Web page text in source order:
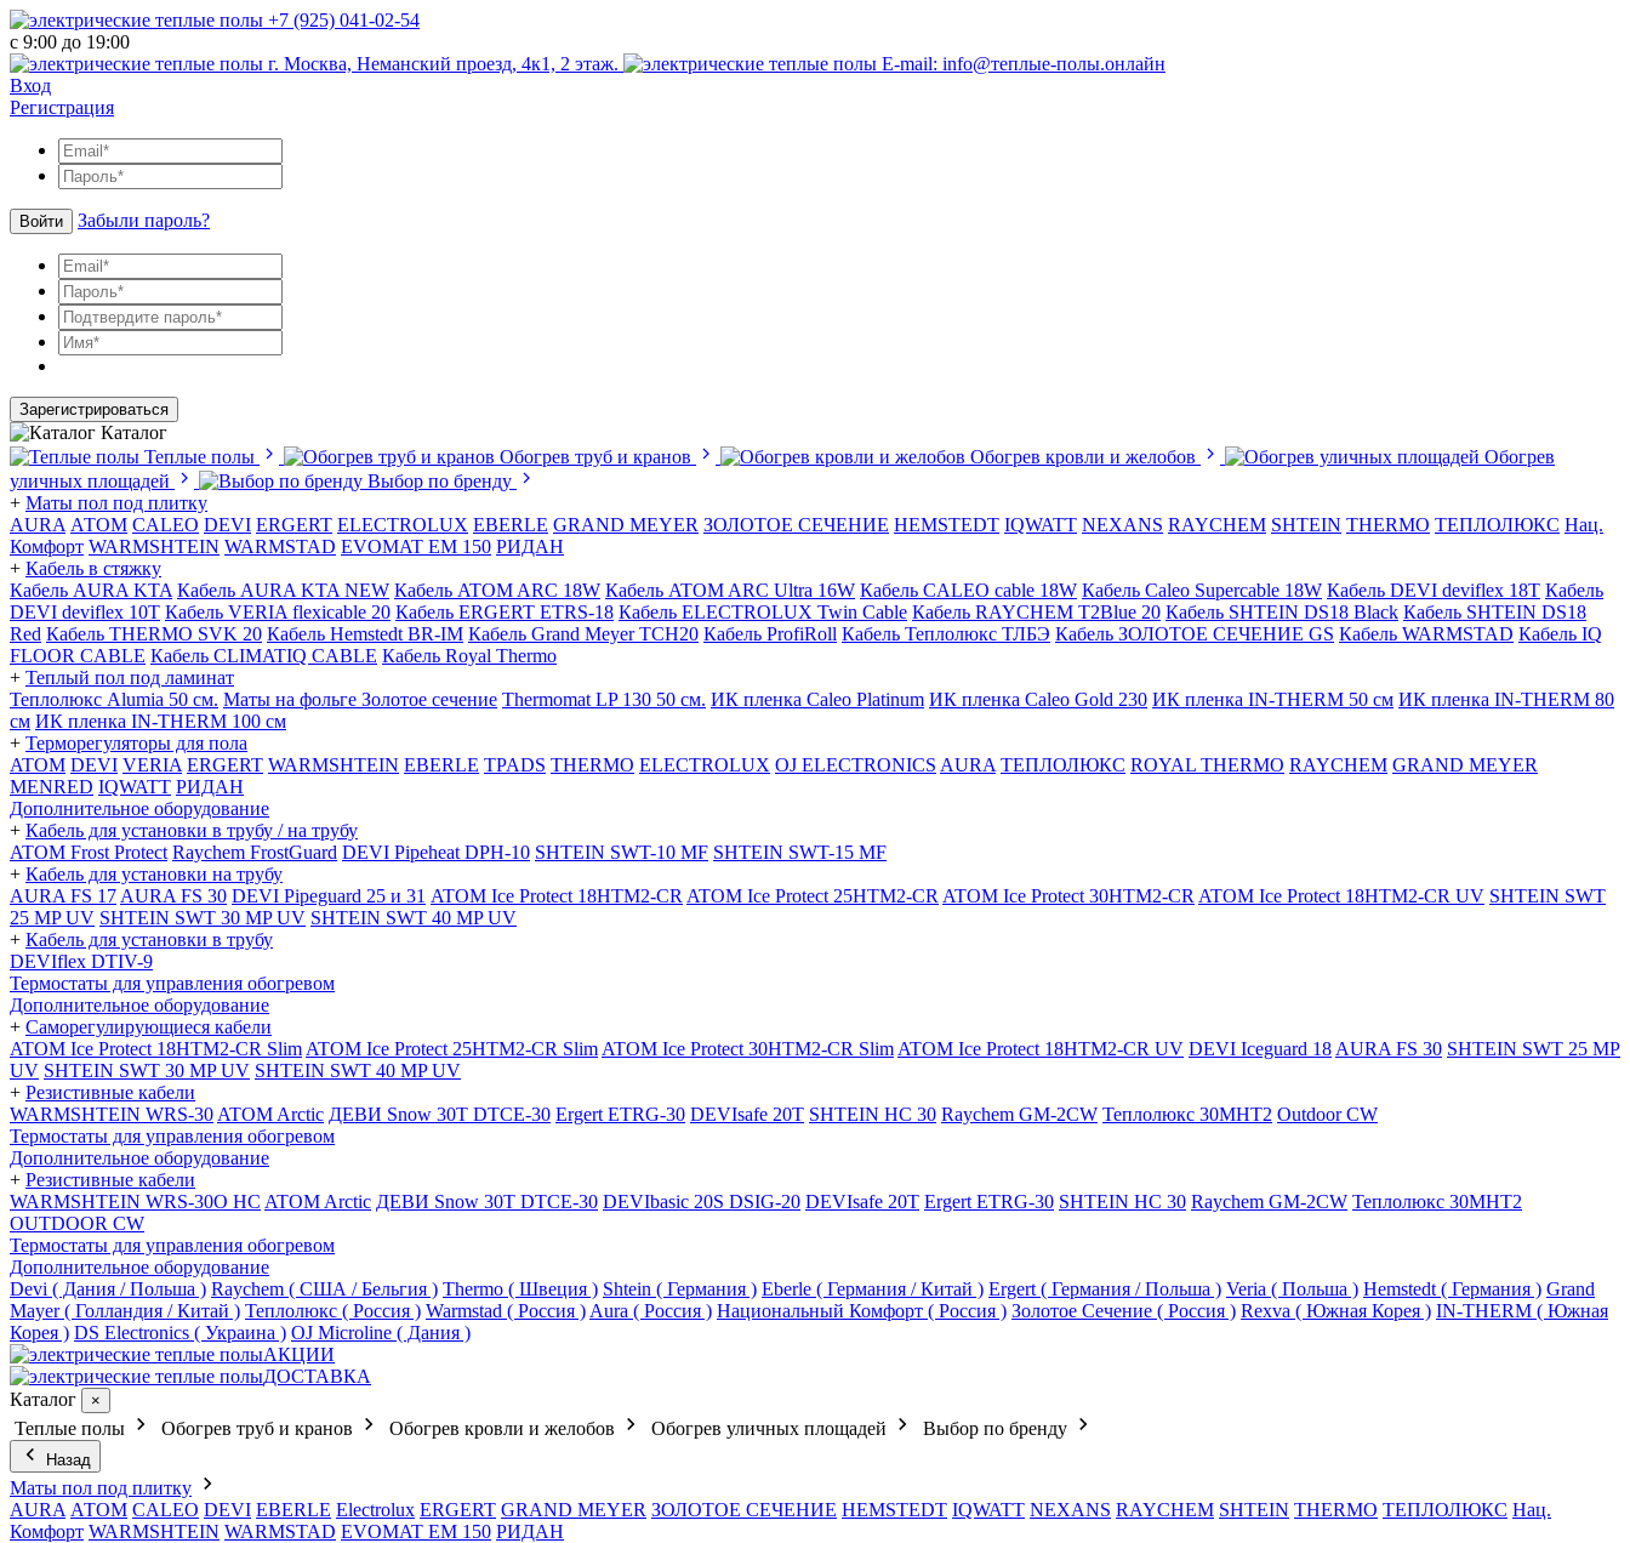
+7 (925) 041-02-54
с 9:00 до 19:00
г. Москва, Неманский проезд, 4к1, 2 этаж.
E-mail: info@теплые-полы.онлайн
Вход
Регистрация
Войти Забыли пароль?
Зарегистрироваться
Каталог
Теплые полы
Обогрев труб и кранов Обогрев кровли и желобов
Обогрев
уличных площадей
Выбор по бренду
+ Маты пол под плитку
AURA АТОМ CALEO DEVI ERGERT ELECTROLUX EBERLE GRAND MEYER ЗОЛОТОЕ СЕЧЕНИЕ HEMSTEDT IQWATT NEXANS RAYCHEM SHTEIN THERMO ТЕПЛОЛЮКС Нац.
Комфорт WARMSHTEIN WARMSTAD EVOMAT EM 150 РИДАН
+ Кабель в стяжку
Кабель AURA KTA Кабель AURA KTA NEW Кабель ATOM ARC 18W Кабель ATOM ARC Ultra 16W Кабель CALEO cable 18W Кабель Caleo Supercable 18W Кабель DEVI deviflex 18T Кабель
DEVI deviflex 10T Кабель VERIA flexicable 20 Кабель ERGERT ETRS-18 Кабель ELECTROLUX Twin Cable Кабель RAYCHEM T2Blue 20 Кабель SHTEIN DS18 Black Кабель SHTEIN DS18
Red Кабель THERMO SVK 20 Кабель Hemstedt BR-IM Кабель Grand Meyer TCH20 Кабель ProfiRoll Кабель Теплолюкс ТЛБЭ Кабель ЗОЛОТОЕ СЕЧЕНИЕ GS Кабель WARMSTAD Кабель IQ
FLOOR CABLE Кабель CLIMATIQ CABLE Кабель Royal Thermo
+ Теплый пол под ламинат
Теплолюкс Alumia 50 см. Маты на фольге Золотое сечение Thermomat LP 130 50 cм. ИК пленка Caleo Platinum ИК пленка Caleo Gold 230 ИК пленка IN-THERM 50 см ИК пленка IN-THERM 80
см ИК пленка IN-THERM 100 см
+ Терморегуляторы для пола
ATOM DEVI VERIA ERGERT WARMSHTEIN EBERLE TPADS THERMO ELECTROLUX OJ ELECTRONICS AURA ТЕПЛОЛЮКС ROYAL THERMO RAYCHEM GRAND MEYER
MENRED IQWATT РИДАН
Дополнительное оборудование
+ Кабель для установки в трубу / на трубу
ATOM Frost Protect Raychem FrostGuard DEVI Pipeheat DPH-10 SHTEIN SWT-10 MF SHTEIN SWT-15 MF
+ Кабель для установки на трубу
AURA FS 17 AURA FS 30 DEVI Pipeguard 25 и 31 ATOM Ice Protect 18HTM2-CR ATOM Ice Protect 25HTM2-CR ATOM Ice Protect 30HTM2-CR ATOM Ice Protect 18HTM2-CR UV SHTEIN SWT
25 MP UV SHTEIN SWT 30 MP UV SHTEIN SWT 40 MP UV
+ Кабель для установки в трубу
DEVIflex DTIV-9
Термостаты для управления обогревом
Дополнительное оборудование
+ Саморегулирующиеся кабели
ATOM Ice Protect 18HTM2-CR Slim ATOM Ice Protect 25HTM2-CR Slim ATOM Ice Protect 30HTM2-CR Slim ATOM Ice Protect 18HTM2-CR UV DEVI Iceguard 18 AURA FS 30 SHTEIN SWT 25 MP
UV SHTEIN SWT 30 MP UV SHTEIN SWT 40 MP UV
+ Резистивные кабели
WARMSHTEIN WRS-30 ATOM Arctic ДЕВИ Snow 30T DTCE-30 Ergert ETRG-30 DEVIsafe 20T SHTEIN HC 30 Raychem GM-2CW Теплолюкс 30МНТ2 Outdoor CW
Термостаты для управления обогревом
Дополнительное оборудование
+ Резистивные кабели
WARMSHTEIN WRS-30O HC ATOM Arctic ДЕВИ Snow 30T DTCE-30 DEVIbasic 20S DSIG-20 DEVIsafe 20T Ergert ETRG-30 SHTEIN HC 30 Raychem GM-2CW Теплолюкс 30МНТ2
OUTDOOR CW
Термостаты для управления обогревом
Дополнительное оборудование
Devi ( Дания / Польша ) Raychem ( США / Бельгия ) Thermo ( Швеция ) Shtein ( Германия ) Eberle ( Германия / Китай ) Ergert ( Германия / Польша ) Veria ( Польша ) Hemstedt ( Германия ) Grand
Mayer ( Голландия / Китай ) Теплолюкс ( Россия ) Warmstad ( Россия ) Aura ( Россия ) Национальный Комфорт ( Россия ) Золотое Сечение ( Россия ) Rexva ( Южная Корея ) IN-THERM ( Южная
Корея ) DS Electronics ( Украина ) OJ Microline ( Дания )
АКЦИИ
ДОСТАВКА
Каталог
×
Теплые полы Обогрев труб и кранов Обогрев кровли и желобов Обогрев уличных площадей Выбор по бренду
Назад
Маты пол под плитку
AURA АТОМ CALEO DEVI EBERLE Electrolux ERGERT GRAND MEYER ЗОЛОТОЕ СЕЧЕНИЕ HEMSTEDT IQWATT NEXANS RAYCHEM SHTEIN THERMO ТЕПЛОЛЮКС Нац.
Комфорт WARMSHTEIN WARMSTAD EVOMAT EM 150 РИДАН